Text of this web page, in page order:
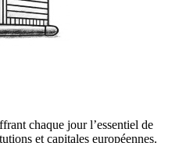
chaque jour l’essentiel de
et capitales européennes.